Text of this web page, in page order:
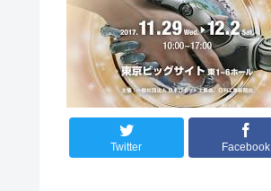
Twitter Facebook